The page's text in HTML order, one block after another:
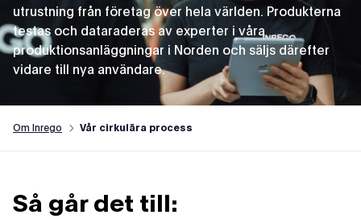
utrustning från företag över hela världen. Produkterna
testas och dataraderas av experter i våra
produktionsanläggningar i Norden och säljs därefter
vidare till nya användare.
Om Inrego Vår cirkulära process
Så går det till: